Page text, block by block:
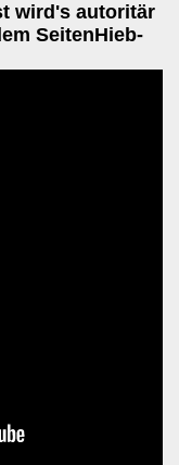
wird's autoritär
SeitenHieb-